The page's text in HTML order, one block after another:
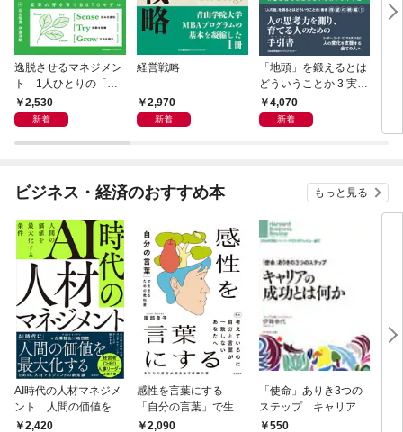
逸脱させるマネジメン
ト 1人ひとりの「は
み出し」を育て、組織
の成長に変える技術
2,530
新着
経営戦略
2,970
新着
「地頭」を鍛えるとは
どういうことか 3 実践
編 弁証法思考の体系
とアセスメント手法
4,070
新着
ビジネス・経済のおすすめ本 もっと見る
AI時代の人材マネジメ
ント 人間の価値を最
大化する条件
2,420
感性を言葉にする
「自分の言葉」で生き
るための教科書
2,090
「使命」ありき3つの
ステップ キャリアの
成功とは何か
550
決
字